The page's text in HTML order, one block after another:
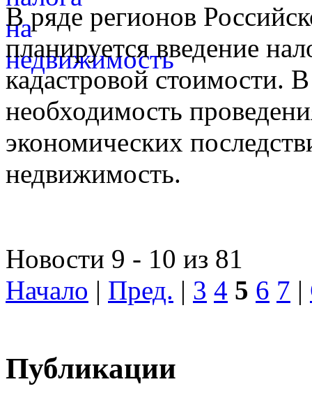
В ряде регионов
планируется введение
кадастровой стоимости.
необходимость
экономических
недвижимость.
Новости 9 - 10 из 81
Начало | Пред. | 3 4 5 6 7 |
Публикации